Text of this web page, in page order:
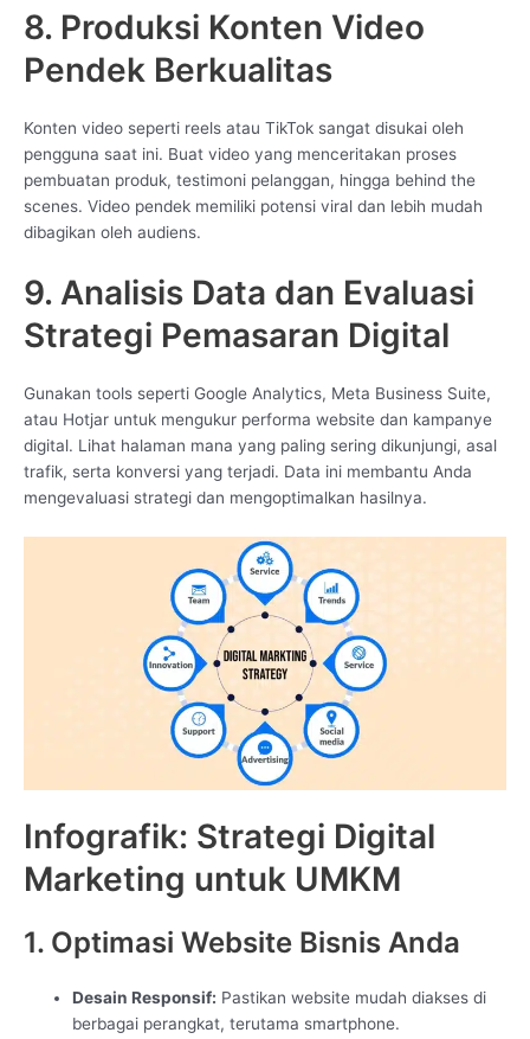
8. Produksi Konten Video
Pendek Berkualitas
Konten video seperti reels atau TikTok sangat disukai oleh
pengguna saat ini. Buat video yang menceritakan proses
pembuatan produk, testimoni pelanggan, hingga behind the
scenes. Video pendek memiliki potensi viral dan lebih mudah
dibagikan oleh audiens.
9. Analisis Data dan Evaluasi
Strategi Pemasaran Digital
Gunakan tools seperti Google Analytics, Meta Business Suite,
atau Hotjar untuk mengukur performa website dan kampanye
digital. Lihat halaman mana yang paling sering dikunjungi, asal
trafik, serta konversi yang terjadi. Data ini membantu Anda
mengevaluasi strategi dan mengoptimalkan hasilnya.
Infografik: Strategi Digital
Marketing untuk UMKM
1. Optimasi Website Bisnis Anda
Desain Responsif: Pastikan website mudah diakses di
berbagai perangkat, terutama smartphone.